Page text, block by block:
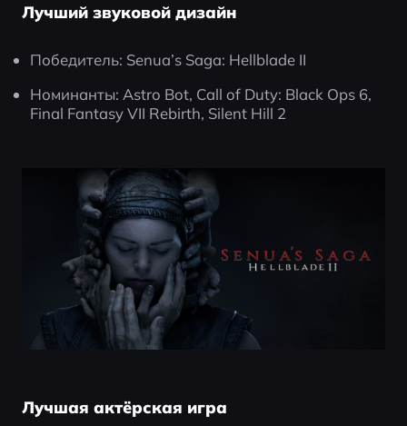
Лучший звуковой дизайн
Победитель: Senua’s Saga: Hellblade II
Номинанты: Astro Bot, Call of Duty: Black Ops 6,
Final Fantasy VII Rebirth, Silent Hill 2
Лучшая актёрская игра